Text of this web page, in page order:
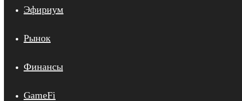
Эфириум
Рынок
Финансы
GameFi